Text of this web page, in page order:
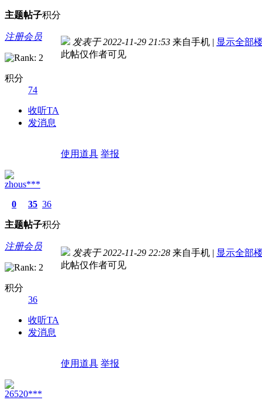
主题帖子积分
注册会员
积分
74
收听TA
发消息
发表于 2022-11-29 21:53 来自手机 | 显示全部
此帖仅作者可见
使用道具 举报
zhous***
0
主题
35
帖子
36
积分
注册会员
积分
36
收听TA
发消息
发表于 2022-11-29 22:28 来自手机 | 显示全部
此帖仅作者可见
使用道具 举报
26520***